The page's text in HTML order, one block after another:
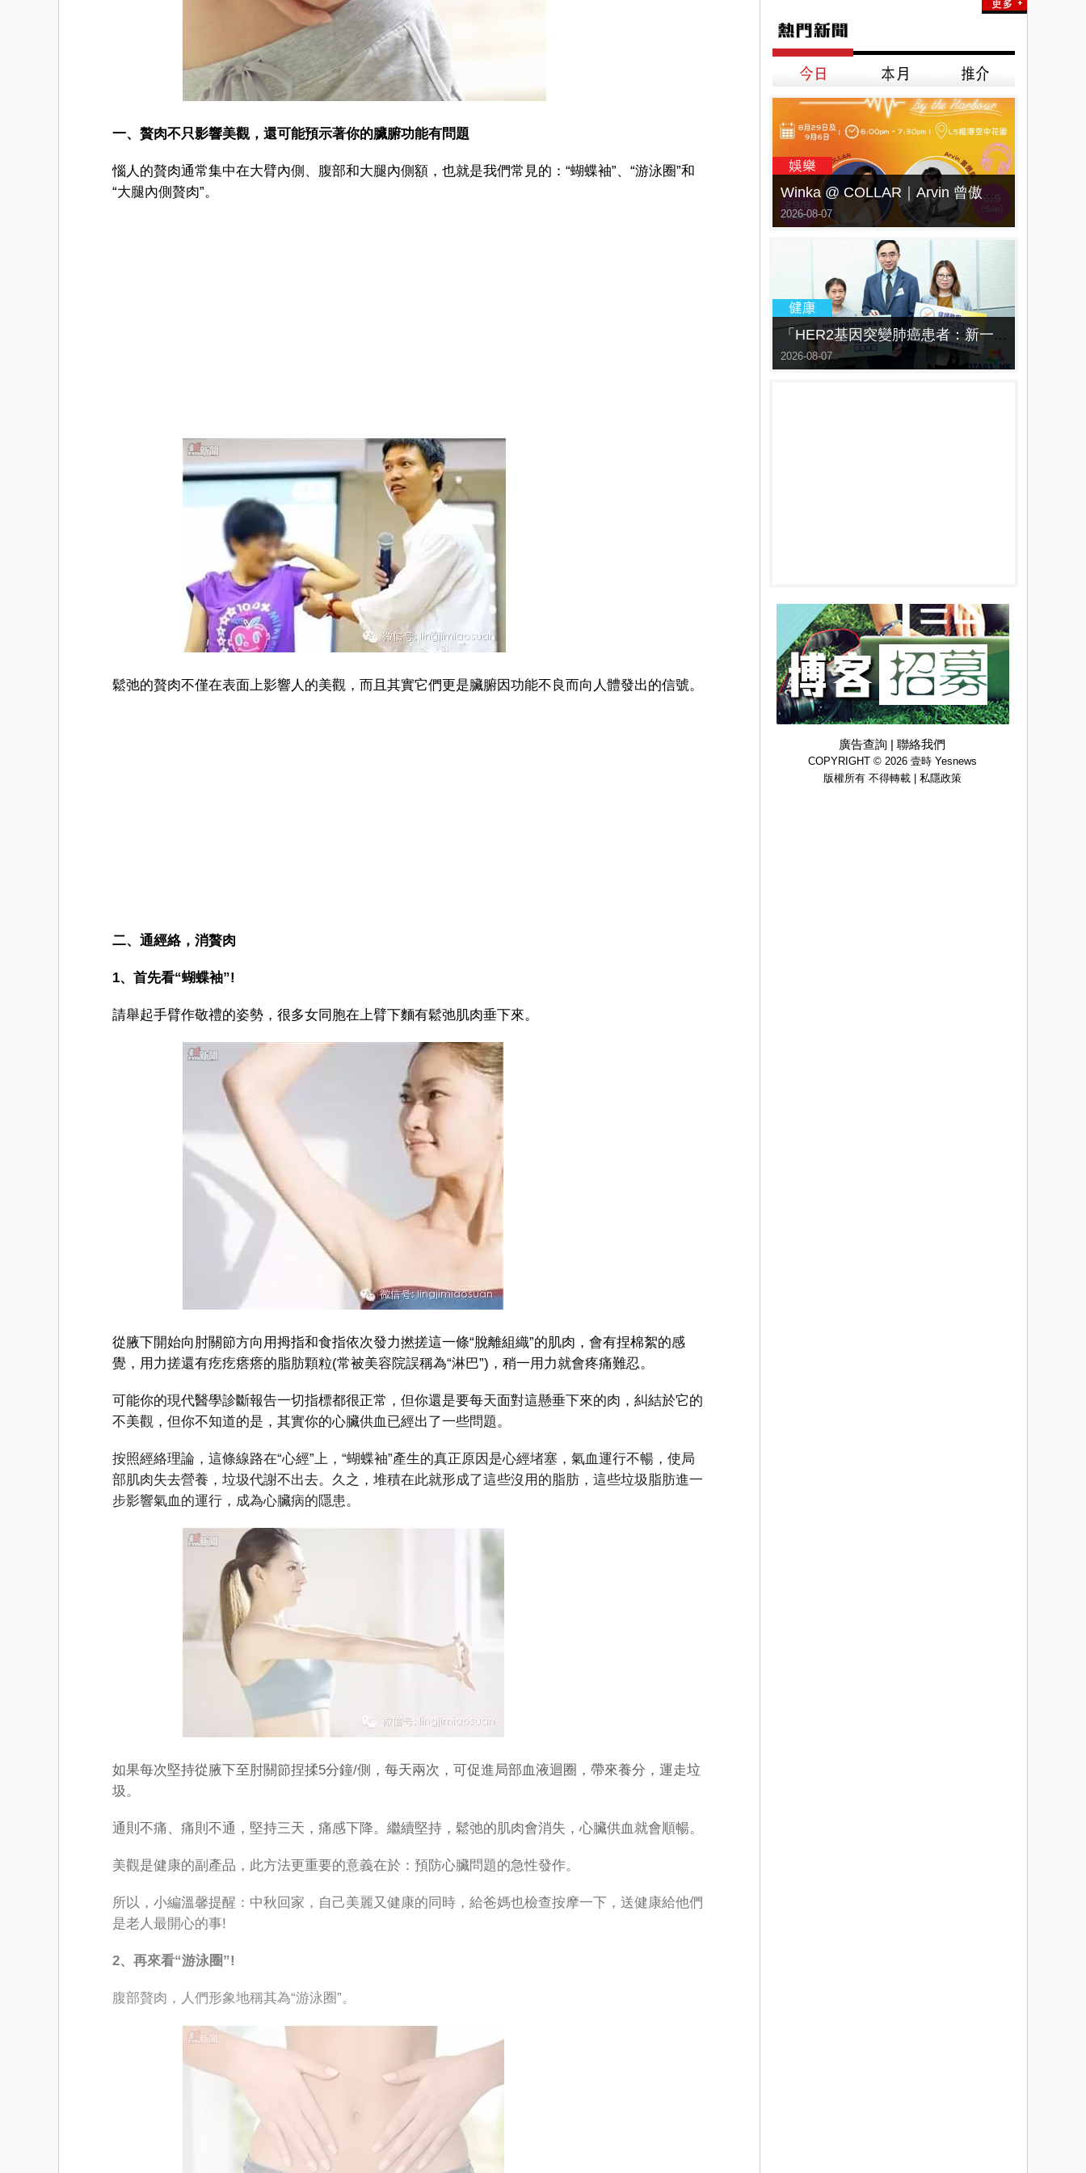
一、贅肉不只影響美觀，還可能預示著你的臟腑功能有問題
惱人的贅肉通常集中在大臂內側、腹部和大腿內側額，也就是我們常見的：“蝴蝶袖”、“游泳圈”和
“大腿內側贅肉”。
鬆弛的贅肉不僅在表面上影響人的美觀，而且其實它們更是臟腑因功能不良而向人體發出的信號。
二、通經絡，消贅肉
1、首先看“蝴蝶袖”!
請舉起手臂作敬禮的姿勢，很多女同胞在上臂下麵有鬆弛肌肉垂下來。
從腋下開始向肘關節方向用拇指和食指依次發力撚搓這一條“脫離組織”的肌肉，會有捏棉絮的感
覺，用力搓還有疙疙瘩瘩的脂肪顆粒(常被美容院誤稱為“淋巴”)，稍一用力就會疼痛難忍。
可能你的現代醫學診斷報告一切指標都很正常，但你還是要每天面對這懸垂下來的肉，糾結於它的
不美觀，但你不知道的是，其實你的心臟供血已經出了一些問題。
按照經絡理論，這條線路在“心經”上，“蝴蝶袖”產生的真正原因是心經堵塞，氣血運行不暢，使局
部肌肉失去營養，垃圾代謝不出去。久之，堆積在此就形成了這些沒用的脂肪，這些垃圾脂肪進一
步影響氣血的運行，成為心臟病的隱患。
如果每次堅持從腋下至肘關節捏揉5分鐘/側，每天兩次，可促進局部血液迴圈，帶來養分，運走垃
圾。
通則不痛、痛則不通，堅持三天，痛感下降。繼續堅持，鬆弛的肌肉會消失，心臟供血就會順暢。
美觀是健康的副產品，此方法更重要的意義在於：預防心臟問題的急性發作。
所以，小編溫馨提醒：中秋回家，自己美麗又健康的同時，給爸媽也檢查按摩一下，送健康給他們
是老人最開心的事!
2、再來看“游泳圈”!
腹部贅肉，人們形象地稱其為“游泳圈”。
Winka @ COLLAR｜Arvin 曾傲棐｜Dark 黃明德｜表妹 Ｍona 8月29日起登陸L5維港空中花園 | wwwtc mall 首度呈獻「Music Wave By The Harbo
2026-08-07
「HER2基因突變肺癌患者：新一代口服標靶藥帶來希望」， 促請政府加快納入藥物名冊，助患者及早受惠
2026-08-07
廣告查詢 | 聯絡我們
COPYRIGHT © 2026 壹時 Yesnews
版權所有 不得轉載 | 私隱政策